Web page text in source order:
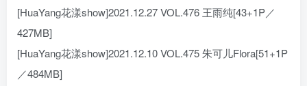
[HuaYang花漾show]2021.12.27 VOL.476 王雨纯[43+1P／
427MB]
[HuaYang花漾show]2021.12.10 VOL.475 朱可儿Flora[51+1P
／484MB]